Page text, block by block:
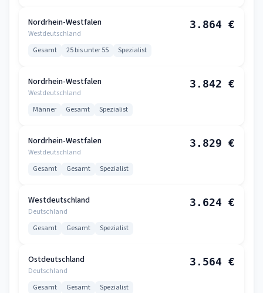
Nordrhein-Westfalen
Westdeutschland
3.864 €
Gesamt 25 bis unter 55 Spezialist
Nordrhein-Westfalen
Westdeutschland
3.842 €
Männer Gesamt Spezialist
Nordrhein-Westfalen
Westdeutschland
3.829 €
Gesamt Gesamt Spezialist
Westdeutschland
Deutschland
3.624 €
Gesamt Gesamt Spezialist
Ostdeutschland
Deutschland
3.564 €
Gesamt Gesamt Spezialist